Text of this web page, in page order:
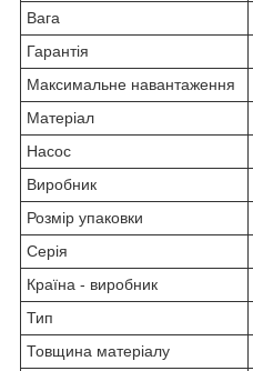
Вага
Гарантія
Максимальне навантаження
Матеріал
Насос
Виробник
Розмір упаковки
Серія
Країна - виробник
Тип
Товщина матеріалу